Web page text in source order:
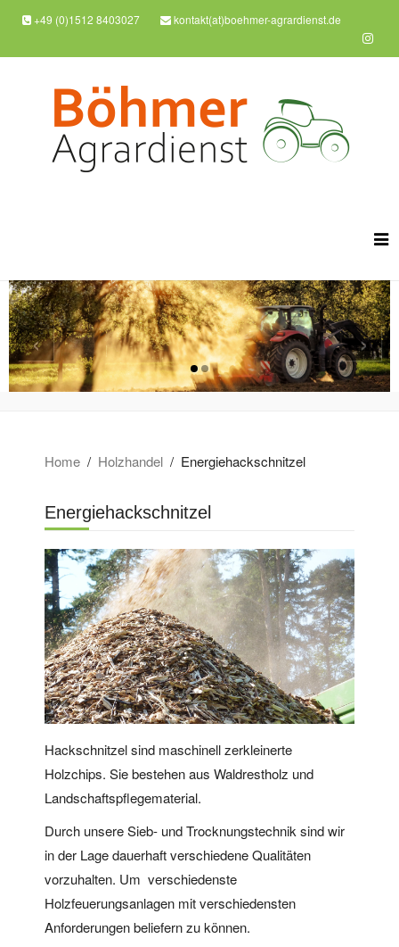
+49 (0)1512 8403027 kontakt(at)boehmer-agrardienst.de
›
‹
Home Holzhandel Energiehackschnitzel
Energiehackschnitzel
Hackschnitzel sind maschinell zerkleinerte
Holzchips. Sie bestehen aus Waldrestholz und
Landschaftspflegematerial.
Durch unsere Sieb- und Trocknungstechnik sind wir
in der Lage dauerhaft verschiedene Qualitäten
vorzuhalten. Um verschiedenste
Holzfeuerungsanlagen mit verschiedensten
Anforderungen beliefern zu können.